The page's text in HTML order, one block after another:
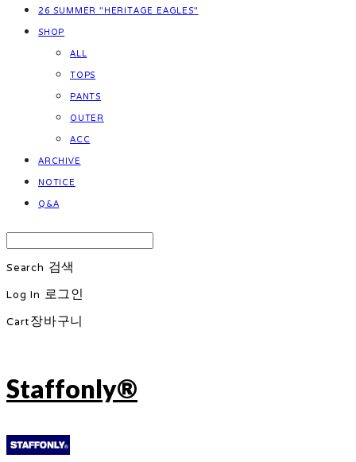
26 SUMMER "HERITAGE EAGLES"
SHOP
ALL
TOPS
PANTS
OUTER
ACC
ARCHIVE
NOTICE
Q&A
Search 검색
Log In 로그인
Cart장바구니
Staffonly®